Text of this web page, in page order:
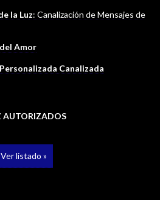
la Luz: Canalización de Mensajes de
Amor
Canalizada
AUTORIZADOS
Ver listado »